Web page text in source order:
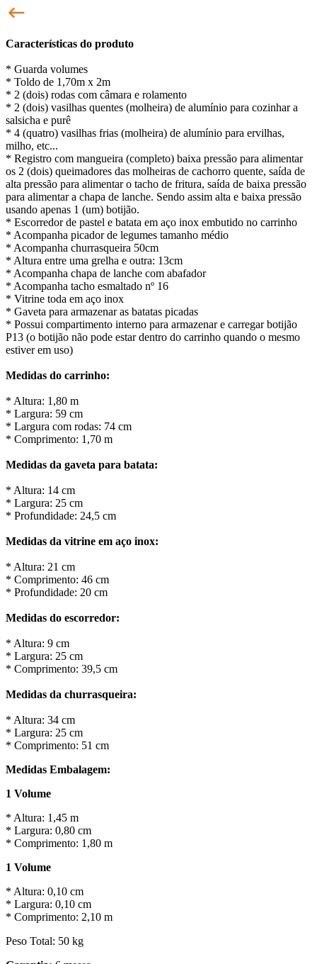
keyboard_backspace
Características do produto
* Guarda volumes
* Toldo de 1,70m x 2m
* 2 (dois) rodas com câmara e rolamento
* 2 (dois) vasilhas quentes (molheira) de alumínio para cozinhar a
salsicha e purê
* 4 (quatro) vasilhas frias (molheira) de alumínio para ervilhas,
milho, etc...
* Registro com mangueira (completo) baixa pressão para alimentar
os 2 (dois) queimadores das molheiras de cachorro quente, saída de
alta pressão para alimentar o tacho de fritura, saída de baixa pressão
para alimentar a chapa de lanche. Sendo assim alta e baixa pressão
usando apenas 1 (um) botijão.
* Escorredor de pastel e batata em aço inox embutido no carrinho
* Acompanha picador de legumes tamanho médio
* Acompanha churrasqueira 50cm
* Altura entre uma grelha e outra: 13cm
* Acompanha chapa de lanche com abafador
* Acompanha tacho esmaltado nº 16
* Vitrine toda em aço inox
* Gaveta para armazenar as batatas picadas
* Possui compartimento interno para armazenar e carregar botijão
P13 (o botijão não pode estar dentro do carrinho quando o mesmo
estiver em uso)
Medidas do carrinho:
* Altura: 1,80 m
* Largura: 59 cm
* Largura com rodas: 74 cm
* Comprimento: 1,70 m
Medidas da gaveta para batata:
* Altura: 14 cm
* Largura: 25 cm
* Profundidade: 24,5 cm
Medidas da vitrine em aço inox:
* Altura: 21 cm
* Comprimento: 46 cm
* Profundidade: 20 cm
Medidas do escorredor:
* Altura: 9 cm
* Largura: 25 cm
* Comprimento: 39,5 cm
Medidas da churrasqueira:
* Altura: 34 cm
* Largura: 25 cm
* Comprimento: 51 cm
Medidas Embalagem:
1 Volume
* Altura: 1,45 m
* Largura: 0,80 cm
* Comprimento: 1,80 m
1 Volume
* Altura: 0,10 cm
* Largura: 0,10 cm
* Comprimento: 2,10 m
Peso Total: 50 kg